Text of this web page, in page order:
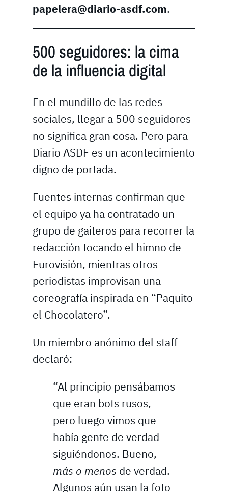
papelera@diario-asdf.com.
500 seguidores: la cima
de la influencia digital
En el mundillo de las redes
sociales, llegar a 500 seguidores
no significa gran cosa. Pero para
Diario ASDF es un acontecimiento
digno de portada.
Fuentes internas confirman que
el equipo ya ha contratado un
grupo de gaiteros para recorrer la
redacción tocando el himno de
Eurovisión, mientras otros
periodistas improvisan una
coreografía inspirada en “Paquito
el Chocolatero”.
Un miembro anónimo del staff
declaró:
“Al principio pensábamos
que eran bots rusos,
pero luego vimos que
había gente de verdad
siguiéndonos. Bueno,
más o menos de verdad.
Algunos aún usan la foto